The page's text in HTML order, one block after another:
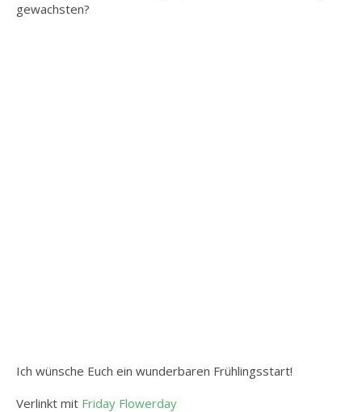
gewachsten?
Ich wünsche Euch ein wunderbaren Frühlingsstart!
Verlinkt mit Friday Flowerday